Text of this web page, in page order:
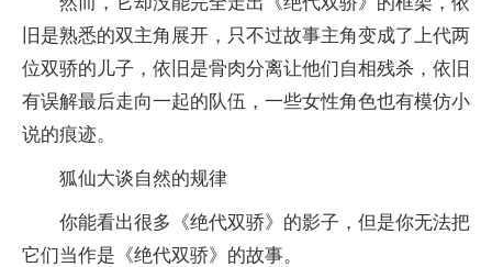
旧是熟悉的双主角展开，只不过故事主角变成了上代两
位双骄的儿子，依旧是骨肉分离让他们自相残杀，依旧
有误解最后走向一起的队伍，一些女性角色也有模仿小
说的痕迹。
狐仙大谈自然的规律
你能看出很多《绝代双骄》的影子，但是你无法把
它们当作是《绝代双骄》的故事。